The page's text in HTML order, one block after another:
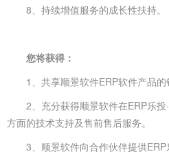
8、持续增值服务的成长性扶持。
您将获得：
1、共享顺景软件ERP软件产品的
2、充分获得顺景软件在ERP乐
方面的技术支持及售前售后服务。
3、顺景软件向合作伙伴提供